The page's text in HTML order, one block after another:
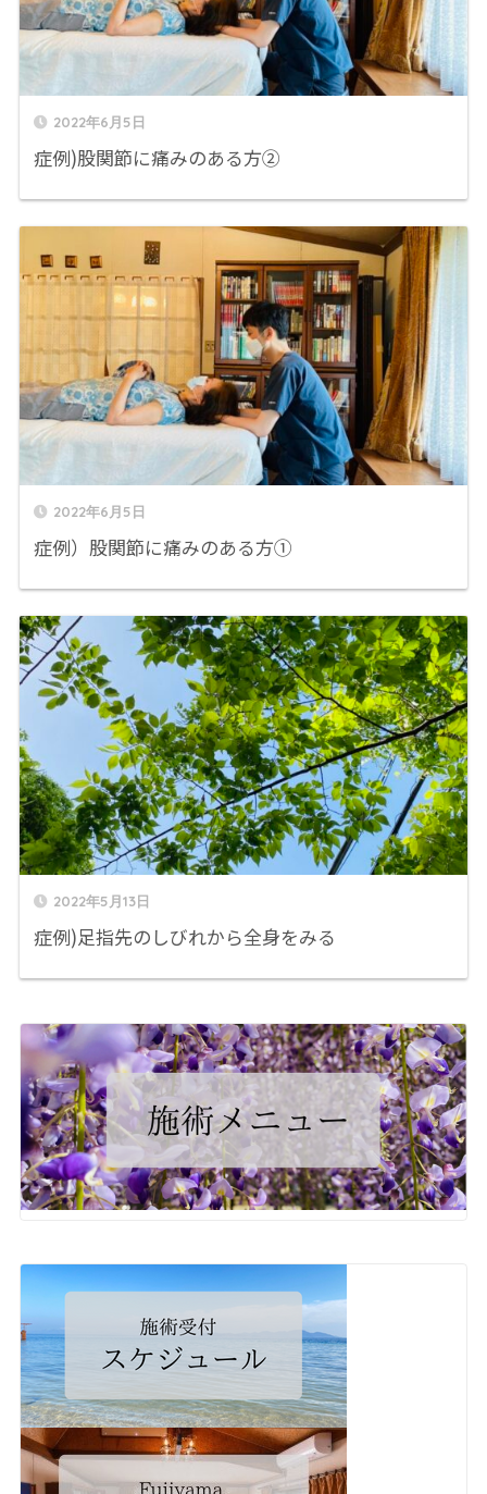
2022年6月5日
症例)股関節に痛みのある方②
2022年6月5日
症例）股関節に痛みのある方①
2022年5月13日
症例)足指先のしびれから全身をみる